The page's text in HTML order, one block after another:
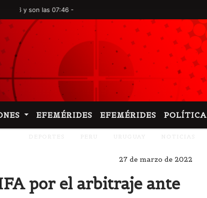
son las 07:46 -
EFEMÉRIDES EFEMÉRIDES POLÍTICA
27 de marzo de 2022
por el arbitraje ante